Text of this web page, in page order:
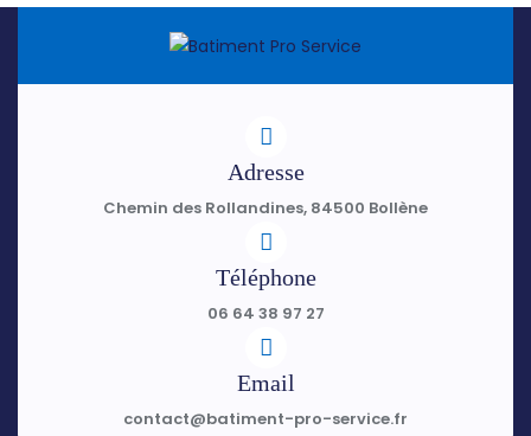
Adresse
Chemin des Rollandines, 84500 Bollène
Téléphone
06 64 38 97 27
Email
contact@batiment-pro-service.fr